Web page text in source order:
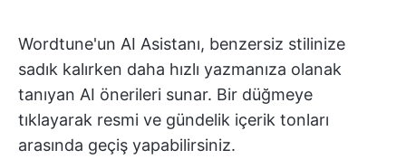
Wordtune'un AI Asistanı, benzersiz stilinize
sadık kalırken daha hızlı yazmanıza olanak
tanıyan AI önerileri sunar. Bir düğmeye
tıklayarak resmi ve gündelik içerik tonları
arasında geçiş yapabilirsiniz.